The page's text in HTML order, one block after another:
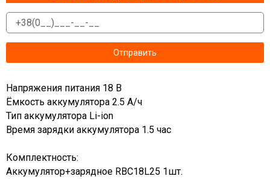
Напряжения питания 18 В
Ёмкость аккумулятора 2.5 А/ч
Тип аккумулятора Li-ion
Время зарядки аккумулятора 1.5 час
Комплектность:
Аккумулятор+зарядное RBC18L25 1шт.